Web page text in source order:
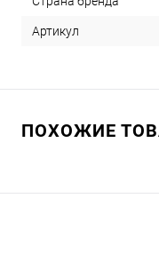
Артикул
ПОХОЖИЕ